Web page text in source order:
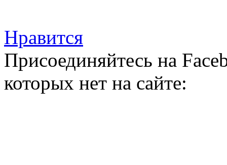
Нравится
Присоединяйтесь на
которых нет на сайте: